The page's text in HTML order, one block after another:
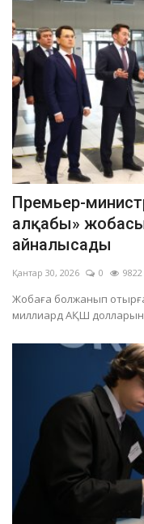
Премьер-
алқабы»
айналысады
Қантар 30, 2026 0 9822
Жобаға болжанып
миллиард АҚШ